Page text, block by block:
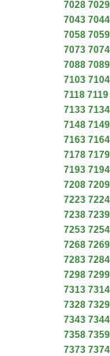
7028 7029
7043 7044
7058 7059
7073 7074
7088 7089
7103 7104
7118 7119
7133 7134
7148 7149
7163 7164
7178 7179
7193 7194
7208 7209
7223 7224
7238 7239
7253 7254
7268 7269
7283 7284
7298 7299
7313 7314
7328 7329
7343 7344
7358 7359
7373 7374